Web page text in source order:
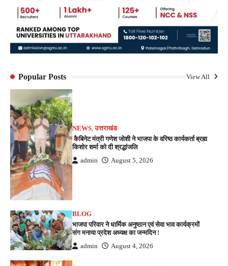
Popular Posts View All
NEWS,उत्तराखंड
कैबिनेट मंत्री गणेश जोशी ने भाजपा के वरिष्ठ कार्यकर्ता ब्रह्म
किशोर शर्मा को दी श्रद्धांजलि
admin August 5, 2026
BLOG
भाजपा परिवार ने धार्मिक अनुष्ठान एवं सेवा भाव कार्यक्रमों
संग मनाया प्रदेश अध्यक्ष का जन्मदिन !
admin August 4, 2026